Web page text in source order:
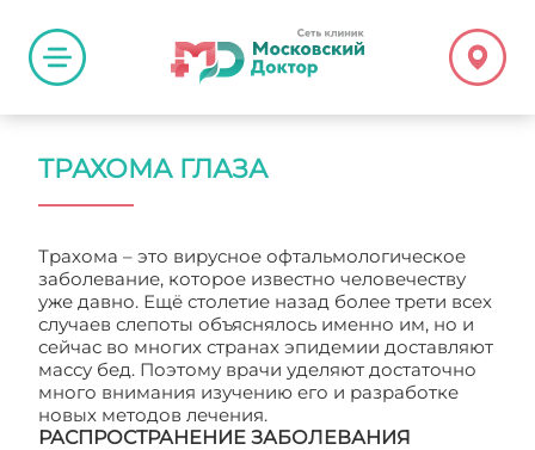
ТРАХОМА ГЛАЗА
Трахома – это вирусное офтальмологическое
заболевание, которое известно человечеству
уже давно. Ещё столетие назад более трети всех
случаев слепоты объяснялось именно им, но и
сейчас во многих странах эпидемии доставляют
массу бед. Поэтому врачи уделяют достаточно
много внимания изучению его и разработке
новых методов лечения.
РАСПРОСТРАНЕНИЕ ЗАБОЛЕВАНИЯ